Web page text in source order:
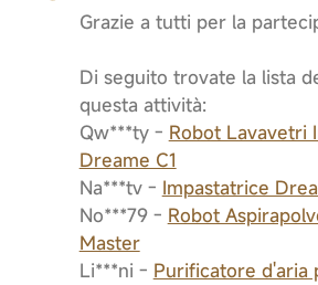
Grazie a tutti per la
Di seguito trovate la lista
questa attività:
Qw***ty - Robot Lavavetri
Dreame C1
Na***tv - Impastatrice
No***79 - Robot
Master
Li***ni - Purificatore d'aria